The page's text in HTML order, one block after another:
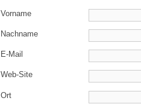
Vorname
Nachname
E-Mail
Web-Site
Ort